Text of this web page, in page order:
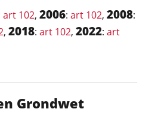
Grondwet
art 102, 2006: art 102, 2008:
, 2018: art 102, 2022: art